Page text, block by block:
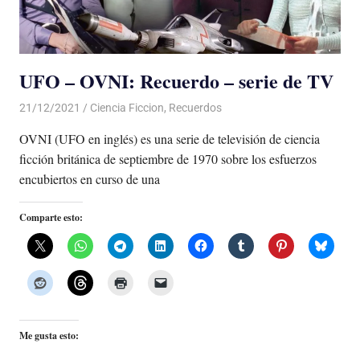
UFO – OVNI: Recuerdo – serie de TV
21/12/2021 De todo un Poco
Ciencia Ficcion, Recuerdos
OVNI (UFO en inglés) es una serie de televisión de ciencia
ficción británica de septiembre de 1970 sobre los esfuerzos
encubiertos en curso de una
Comparte esto:
Me gusta esto: